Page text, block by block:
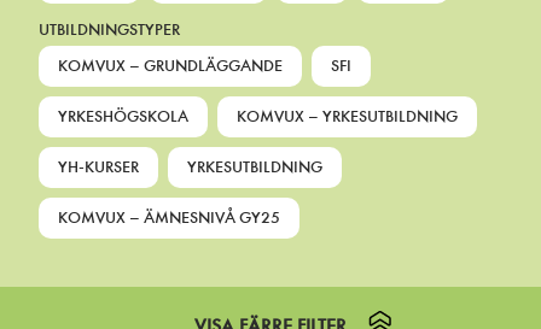
UTBILDNINGSTYPER
KOMVUX – GRUNDLÄGGANDE
SFI
YRKESHÖGSKOLA KOMVUX – YRKESUTBILDNING
YH-KURSER YRKESUTBILDNING
KOMVUX – ÄMNESNIVÅ GY25